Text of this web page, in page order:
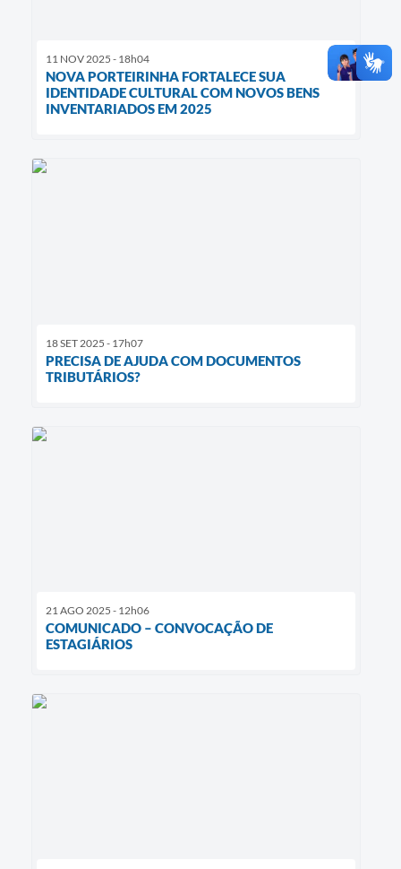
11 NOV 2025 - 18h04
NOVA PORTEIRINHA FORTALECE SUA
IDENTIDADE CULTURAL COM NOVOS BENS
INVENTARIADOS EM 2025
18 SET 2025 - 17h07
PRECISA DE AJUDA COM DOCUMENTOS
TRIBUTÁRIOS?
21 AGO 2025 - 12h06
COMUNICADO – CONVOCAÇÃO DE
ESTAGIÁRIOS